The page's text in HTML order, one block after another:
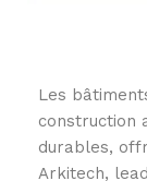
Les
construction
durables,
Arkitech,